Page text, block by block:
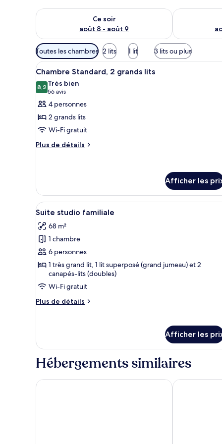
Ce soir
août 8 - août 9
Vérifier la disponibilité pour ce soir août 8 - août 9
Vérifier la
Filtres
disponibles
pour
les
chambres
Toutes les chambres 2 lits 1 lit 3 lits ou plus
Afficher
toutes
les
photos
pour
ce
type
de
2
grands
lits
Une chambre d’hôtel avec
2
Chambre Standard, 2 grands lits
8,28,2 sur 10
Très bien
56 avis
(56 avis)
4 personnes
2 grands lits
Wi-Fi gratuit
Plus de détails
Plus
Standard,
grands
lits
Afficher les
Afficher
toutes
les
photos
pour
ce
type
de
chambre :
Une chambre à coucher bien
5
Suite studio familiale
68 m²
1 chambre
6 personnes
1 très grand lit, 1 lit superposé (grand jumeau) et 2
canapés-lits (doubles)
Wi-Fi gratuit
Plus de détails
Plus
studio
Afficher les
Hébergements similaires
Super 8 by Wyndham Adrian Comfort Inn